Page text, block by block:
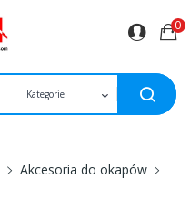
0
Akcesoria do okapów